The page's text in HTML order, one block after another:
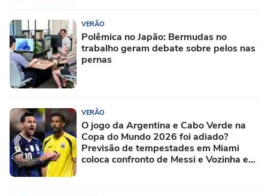
VERÃO
Polêmica no Japão: Bermudas no
trabalho geram debate sobre pelos nas
pernas
VERÃO
O jogo da Argentina e Cabo Verde na
Copa do Mundo 2026 foi adiado?
Previsão de tempestades em Miami
coloca confronto de Messi e Vozinha em